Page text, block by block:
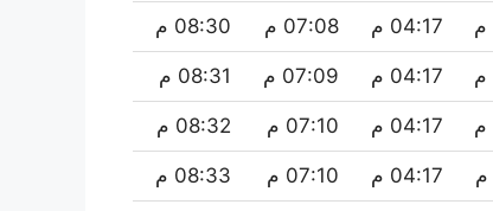
04:17 م 07:08 م 08:30 م
04:17 م 07:09 م 08:31 م
04:17 م 07:10 م 08:32 م
04:17 م 07:10 م 08:33 م